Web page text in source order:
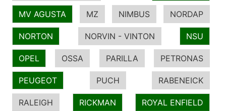
MV AGUSTA MZ NIMBUS NORDAP
NORTON NORVIN - VINTON NSU
OPEL OSSA PARILLA PETRONAS
PEUGEOT PUCH RABENEICK
RALEIGH RICKMAN ROYAL ENFIELD